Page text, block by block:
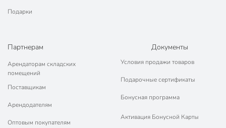
Подарки
Партнерам
Арендаторам складских
помещений
Поставщикам
Арендодателям
Оптовым покупателям
Документы
Условия продажи товаров
Подарочные сертификаты
Бонусная программа
Активация Бонусной Карты